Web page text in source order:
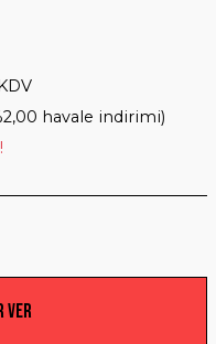
havale indirimi)
Ver